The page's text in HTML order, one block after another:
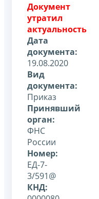
Документ
утратил
актуальность
Дата
документа:
19.08.2020
Вид
документа:
Приказ
Принявший
орган:
ФНС
России
Номер:
ЕД-7-
3/591@
КНД: